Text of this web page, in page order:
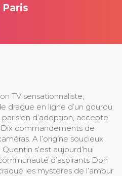
Paris
TV sensationnaliste,
drague en ligne d’un gourou
parisien d’adoption, accepte
commandements de
A l’origine soucieux
s’est aujourd’hui
d’aspirants Don
les mystères de l’amour